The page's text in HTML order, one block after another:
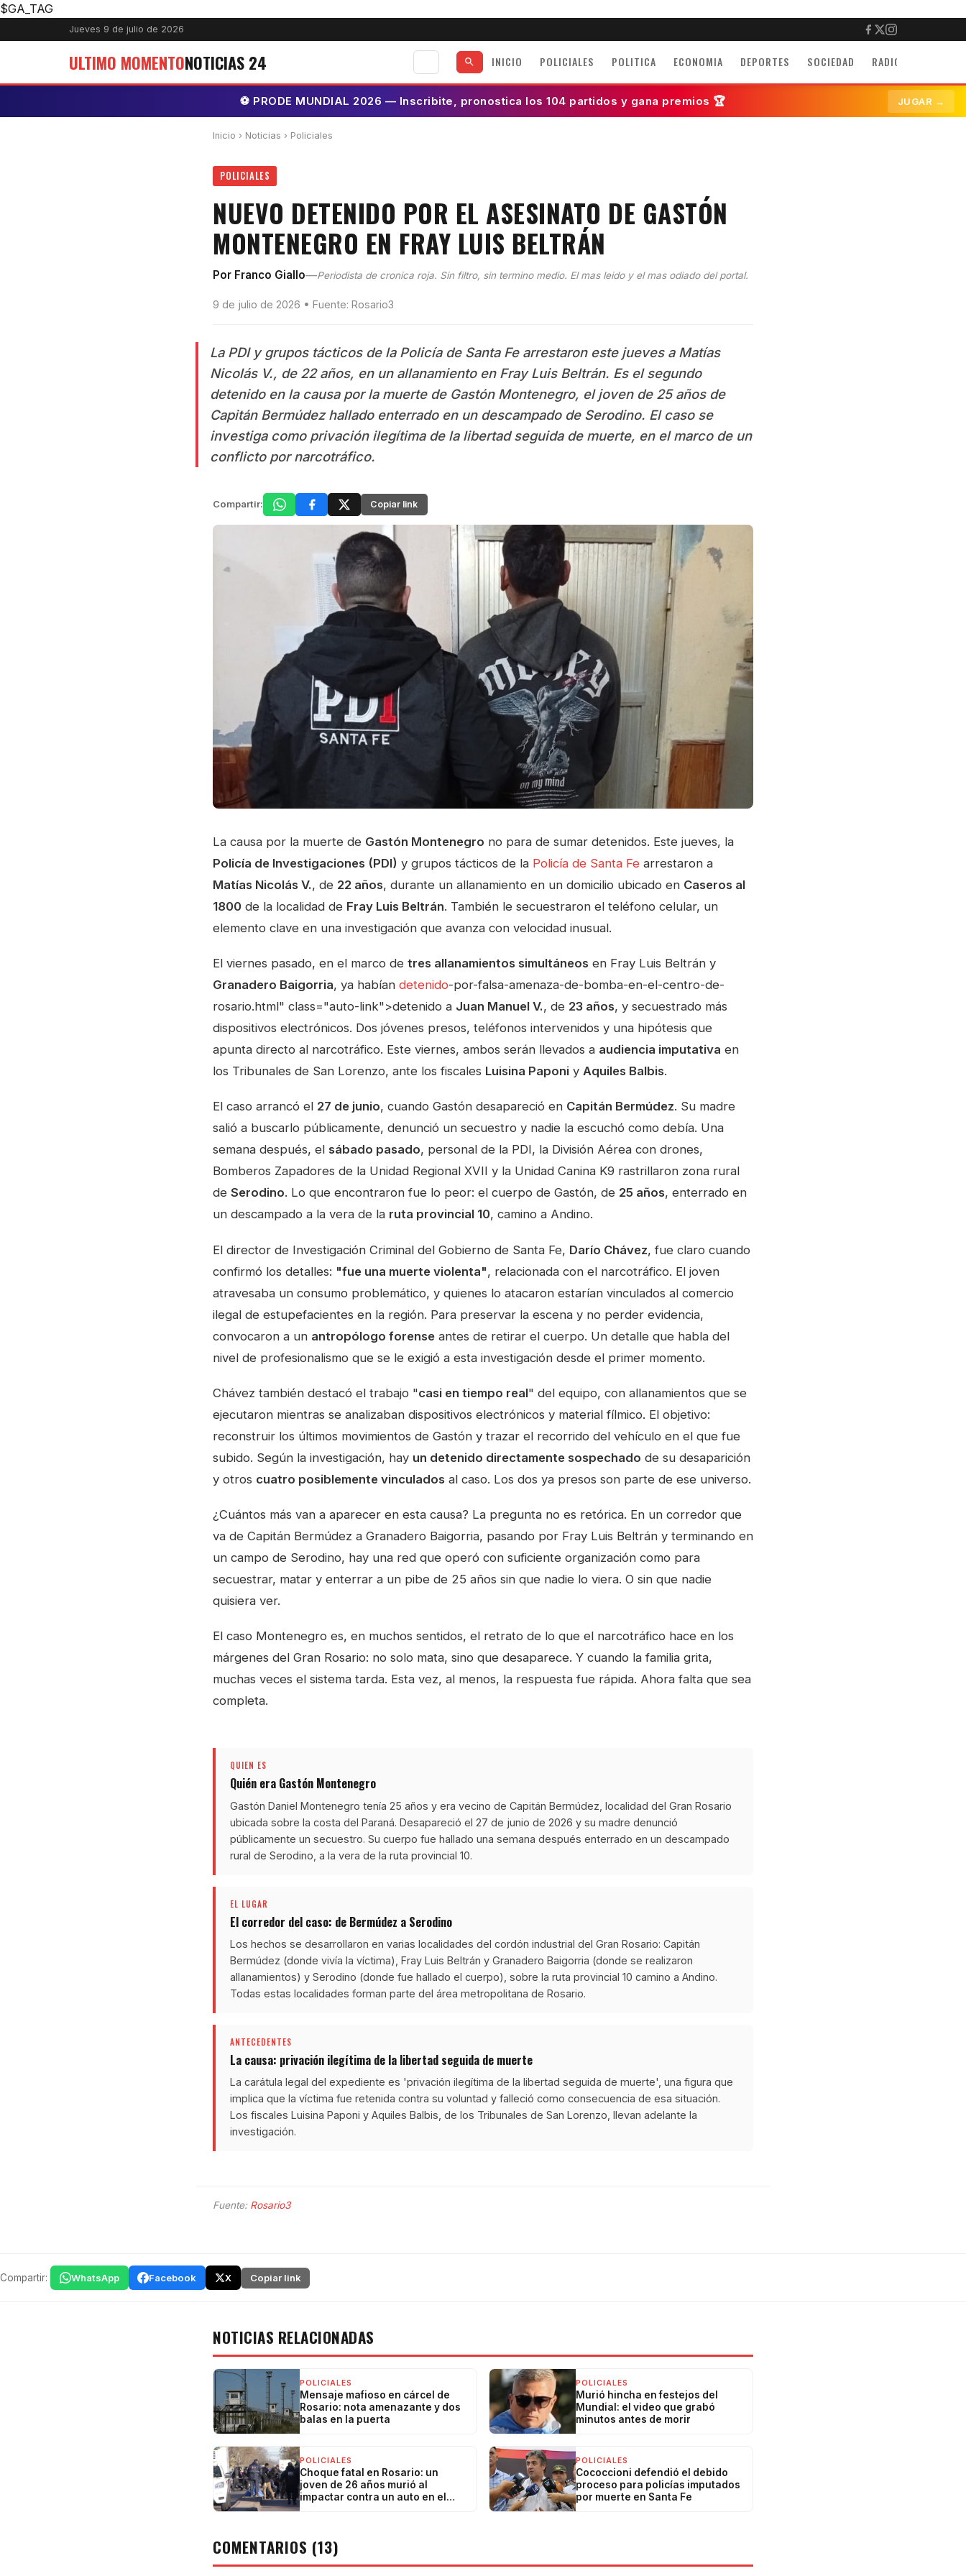
$GA_TAG
Jueves 9 de julio de 2026
ULTIMO MOMENTONOTICIAS 24 INICIO POLICIALES POLITICA ECONOMIA DEPORTES SOCIEDAD RADIO
⚽ PRODE MUNDIAL 2026 — Inscribite, pronostica los 104 partidos y gana premios 🏆 JUGAR →
Inicio › Noticias › Policiales
POLICIALES
NUEVO DETENIDO POR EL ASESINATO DE GASTÓN
MONTENEGRO EN FRAY LUIS BELTRÁN
Por Franco Giallo—Periodista de cronica roja. Sin filtro, sin termino medio. El mas leido y el mas odiado del portal.
9 de julio de 2026 • Fuente: Rosario3
La PDI y grupos tácticos de la Policía de Santa Fe arrestaron este jueves a Matías
Nicolás V., de 22 años, en un allanamiento en Fray Luis Beltrán. Es el segundo
detenido en la causa por la muerte de Gastón Montenegro, el joven de 25 años de
Capitán Bermúdez hallado enterrado en un descampado de Serodino. El caso se
investiga como privación ilegítima de la libertad seguida de muerte, en el marco de un
conflicto por narcotráfico.
Compartir: Copiar link
La causa por la muerte de Gastón Montenegro no para de sumar detenidos. Este jueves, la
Policía de Investigaciones (PDI) y grupos tácticos de la Policía de Santa Fe arrestaron a
Matías Nicolás V., de 22 años, durante un allanamiento en un domicilio ubicado en Caseros al
1800 de la localidad de Fray Luis Beltrán. También le secuestraron el teléfono celular, un
elemento clave en una investigación que avanza con velocidad inusual.
El viernes pasado, en el marco de tres allanamientos simultáneos en Fray Luis Beltrán y
Granadero Baigorria, ya habían detenido-por-falsa-amenaza-de-bomba-en-el-centro-de-
rosario.html" class="auto-link">detenido a Juan Manuel V., de 23 años, y secuestrado más
dispositivos electrónicos. Dos jóvenes presos, teléfonos intervenidos y una hipótesis que
apunta directo al narcotráfico. Este viernes, ambos serán llevados a audiencia imputativa en
los Tribunales de San Lorenzo, ante los fiscales Luisina Paponi y Aquiles Balbis.
El caso arrancó el 27 de junio, cuando Gastón desapareció en Capitán Bermúdez. Su madre
salió a buscarlo públicamente, denunció un secuestro y nadie la escuchó como debía. Una
semana después, el sábado pasado, personal de la PDI, la División Aérea con drones,
Bomberos Zapadores de la Unidad Regional XVII y la Unidad Canina K9 rastrillaron zona rural
de Serodino. Lo que encontraron fue lo peor: el cuerpo de Gastón, de 25 años, enterrado en
un descampado a la vera de la ruta provincial 10, camino a Andino.
El director de Investigación Criminal del Gobierno de Santa Fe, Darío Chávez, fue claro cuando
confirmó los detalles: "fue una muerte violenta", relacionada con el narcotráfico. El joven
atravesaba un consumo problemático, y quienes lo atacaron estarían vinculados al comercio
ilegal de estupefacientes en la región. Para preservar la escena y no perder evidencia,
convocaron a un antropólogo forense antes de retirar el cuerpo. Un detalle que habla del
nivel de profesionalismo que se le exigió a esta investigación desde el primer momento.
Chávez también destacó el trabajo "casi en tiempo real" del equipo, con allanamientos que se
ejecutaron mientras se analizaban dispositivos electrónicos y material fílmico. El objetivo:
reconstruir los últimos movimientos de Gastón y trazar el recorrido del vehículo en el que fue
subido. Según la investigación, hay un detenido directamente sospechado de su desaparición
y otros cuatro posiblemente vinculados al caso. Los dos ya presos son parte de ese universo.
¿Cuántos más van a aparecer en esta causa? La pregunta no es retórica. En un corredor que
va de Capitán Bermúdez a Granadero Baigorria, pasando por Fray Luis Beltrán y terminando en
un campo de Serodino, hay una red que operó con suficiente organización como para
secuestrar, matar y enterrar a un pibe de 25 años sin que nadie lo viera. O sin que nadie
quisiera ver.
El caso Montenegro es, en muchos sentidos, el retrato de lo que el narcotráfico hace en los
márgenes del Gran Rosario: no solo mata, sino que desaparece. Y cuando la familia grita,
muchas veces el sistema tarda. Esta vez, al menos, la respuesta fue rápida. Ahora falta que sea
completa.
QUIEN ES
Quién era Gastón Montenegro
Gastón Daniel Montenegro tenía 25 años y era vecino de Capitán Bermúdez, localidad del Gran Rosario
ubicada sobre la costa del Paraná. Desapareció el 27 de junio de 2026 y su madre denunció
públicamente un secuestro. Su cuerpo fue hallado una semana después enterrado en un descampado
rural de Serodino, a la vera de la ruta provincial 10.
EL LUGAR
El corredor del caso: de Bermúdez a Serodino
Los hechos se desarrollaron en varias localidades del cordón industrial del Gran Rosario: Capitán
Bermúdez (donde vivía la víctima), Fray Luis Beltrán y Granadero Baigorria (donde se realizaron
allanamientos) y Serodino (donde fue hallado el cuerpo), sobre la ruta provincial 10 camino a Andino.
Todas estas localidades forman parte del área metropolitana de Rosario.
ANTECEDENTES
La causa: privación ilegítima de la libertad seguida de muerte
La carátula legal del expediente es 'privación ilegítima de la libertad seguida de muerte', una figura que
implica que la víctima fue retenida contra su voluntad y falleció como consecuencia de esa situación.
Los fiscales Luisina Paponi y Aquiles Balbis, de los Tribunales de San Lorenzo, llevan adelante la
investigación.
Fuente: Rosario3
Compartir: WhatsApp Facebook X Copiar link
NOTICIAS RELACIONADAS
POLICIALES
Mensaje mafioso en cárcel de
Rosario: nota amenazante y dos
balas en la puerta
POLICIALES
Murió hincha en festejos del
Mundial: el video que grabó
minutos antes de morir
POLICIALES
Choque fatal en Rosario: un
joven de 26 años murió al
impactar contra un auto en el
POLICIALES
Cococcioni defendió el debido
proceso para policías imputados
por muerte en Santa Fe
COMENTARIOS (13)